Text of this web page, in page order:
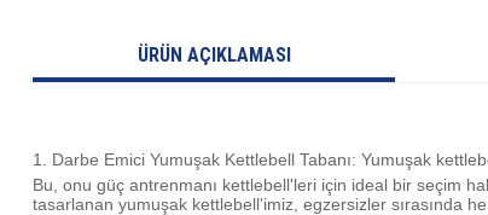
ÜRÜN AÇIKLAMASI
1. Darbe Emici Yumuşak Kettlebell Tabanı: Yumuşak
Bu, onu güç antrenmanı kettlebell'leri için ideal bir seçim
tasarlanan yumuşak kettlebell'imiz, egzersizler sırasında